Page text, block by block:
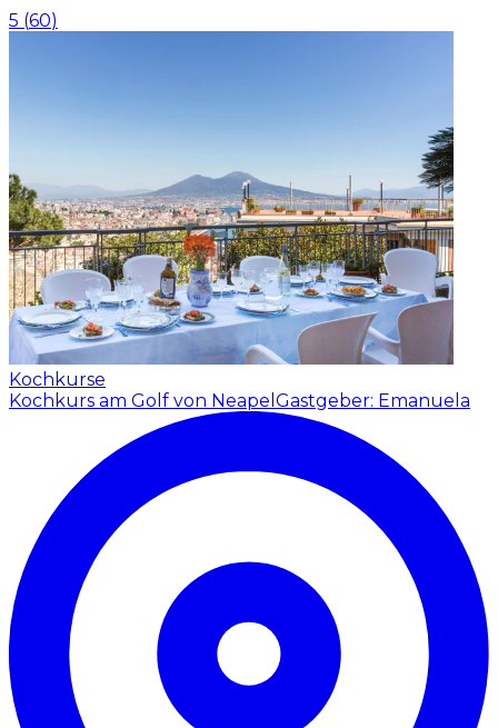
5 (60)
Kochkurse
Kochkurs am Golf von Neapel Gastgeber: Emanuela